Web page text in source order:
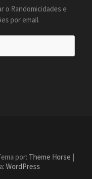
o Randomicidades e
por email.
por: Theme Horse
WordPress